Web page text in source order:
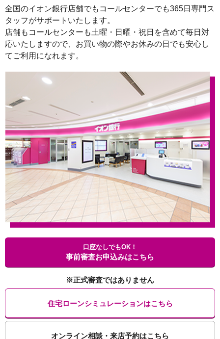
全国のイオン銀行店舗でもコールセンターでも365日専門ス
タッフがサポートいたします。
店舗もコールセンターも土曜・日曜・祝日を含めて毎日対
応いたしますので、お買い物の際やお休みの日でも安心し
てご利用になれます。
口座なしでもOK！
事前審査お申込みはこちら
※正式審査ではありません
住宅ローンシミュレーションはこちら
オンライン相談・来店予約はこちら